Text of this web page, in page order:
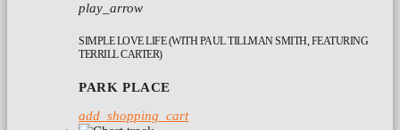
play_arrow
SIMPLE LOVE LIFE (WITH PAUL TILLMAN SMITH, FEATURING
TERRILL CARTER)
PARK PLACE
add_shopping_cart